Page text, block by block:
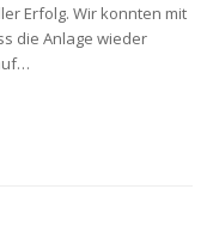
Erfolg. Wir konnten mit
die Anlage wieder